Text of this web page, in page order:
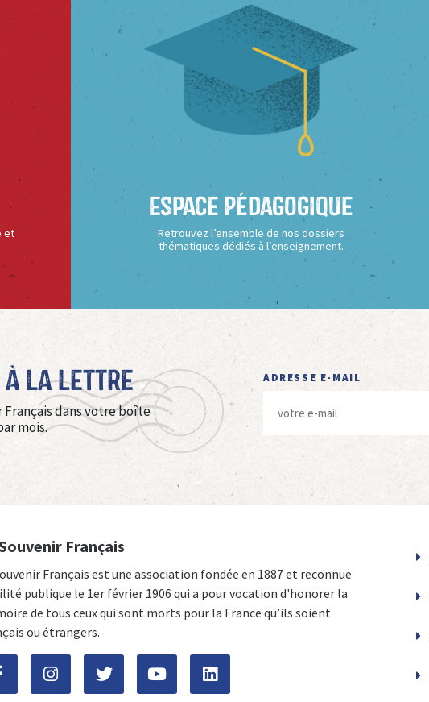
et
Espace Pédagogique
Retrouvez l’ensemble de nos dossiers
thématiques dédiés à l’enseignement.
La Lettre
dans votre boîte
mois.
ADRESSE E-MAIL
Français
Français est une association fondée en 1887 et reconnue
publique le 1er février 1906 qui a pour vocation d'honorer la
de tous ceux qui sont morts pour la France qu’ils soient
ou étrangers.